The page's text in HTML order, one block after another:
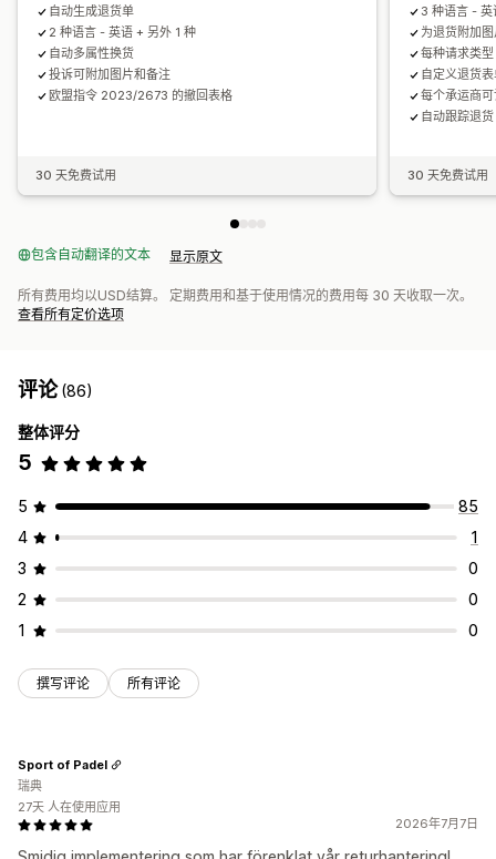
自动生成退货单
2 种语言 - 英语 + 另外 1 种
自动多属性换货
投诉可附加图片和备注
欧盟指令 2023/2673 的撤回表格
30 天免费试用
3 种语言 -
为退货附加
每种请求类
自定义退货
每个承运商
自动跟踪退货
30 天免费试用
包含自动翻译的文本 显示原文
所有费用均以USD结算。 定期费用和基于使用情况的费用每 30 天收取一次。
查看所有定价选项
评论(86)
整体评分
5
5
85
4
1
3
0
2
0
1
0
撰写评论 所有评论
2026年7月7日
Sport of Padel
瑞典
27天 人在使用应用